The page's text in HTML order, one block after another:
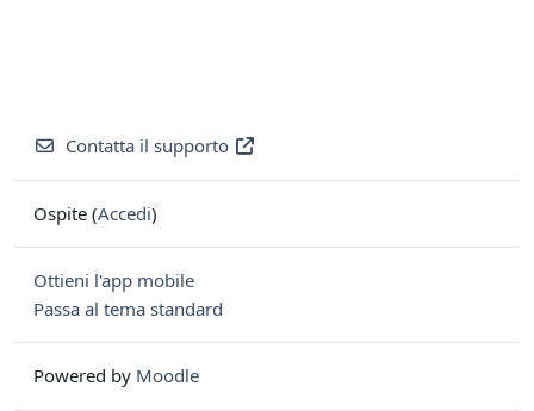
Contatta il supporto
Ospite (Accedi)
Ottieni l'app mobile
Passa al tema standard
Powered by Moodle